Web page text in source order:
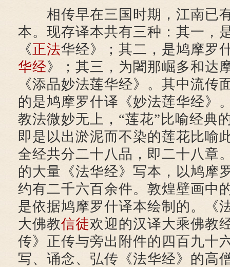
相传早在三国时期，江南已
本。现存译本共有三种：其一，
《正法华经》；其二，是鸠摩罗
华经》；其三，为闍那崛多和达
《添品妙法莲华经》。其中流传
的是鸠摩罗什译《妙法莲华经》
教法微妙无上，“莲花”比喻经典
即是以出淤泥而不染的莲花比喻
全经共分二十八品，即二十八章
的大量《法华经》写本，以鸠摩
约有二千六百余件。敦煌壁画中
是依据鸠摩罗什译本绘制的。《
大佛教信徒欢迎的汉译大乘佛教
传》正传与旁出附件的四百九十
写、诵念、弘传《法华经》的高